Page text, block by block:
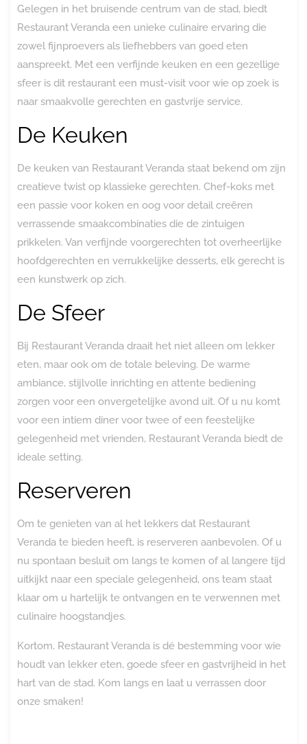
Gelegen in het bruisende centrum van de stad, biedt
Restaurant Veranda een unieke culinaire ervaring die
zowel fijnproevers als liefhebbers van goed eten
aanspreekt. Met een verfijnde keuken en een gezellige
sfeer is dit restaurant een must-visit voor wie op zoek is
naar smaakvolle gerechten en gastvrije service.
De Keuken
De keuken van Restaurant Veranda staat bekend om zijn
creatieve twist op klassieke gerechten. Chef-koks met
een passie voor koken en oog voor detail creëren
verrassende smaakcombinaties die de zintuigen
prikkelen. Van verfijnde voorgerechten tot overheerlijke
hoofdgerechten en verrukkelijke desserts, elk gerecht is
een kunstwerk op zich.
De Sfeer
Bij Restaurant Veranda draait het niet alleen om lekker
eten, maar ook om de totale beleving. De warme
ambiance, stijlvolle inrichting en attente bediening
zorgen voor een onvergetelijke avond uit. Of u nu komt
voor een intiem diner voor twee of een feestelijke
gelegenheid met vrienden, Restaurant Veranda biedt de
ideale setting.
Reserveren
Om te genieten van al het lekkers dat Restaurant
Veranda te bieden heeft, is reserveren aanbevolen. Of u
nu spontaan besluit om langs te komen of al langere tijd
uitkijkt naar een speciale gelegenheid, ons team staat
klaar om u hartelijk te ontvangen en te verwennen met
culinaire hoogstandjes.
Kortom, Restaurant Veranda is dé bestemming voor wie
houdt van lekker eten, goede sfeer en gastvrijheid in het
hart van de stad. Kom langs en laat u verrassen door
onze smaken!